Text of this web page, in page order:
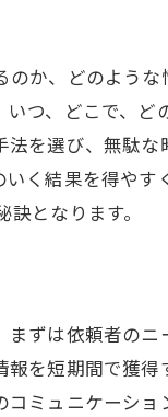
方
か、どのよう
つ、どこで、ど
を選び、無駄
く結果を得やす
となります。
ずは依頼者の
を短期間で獲得
ミュニケーシ